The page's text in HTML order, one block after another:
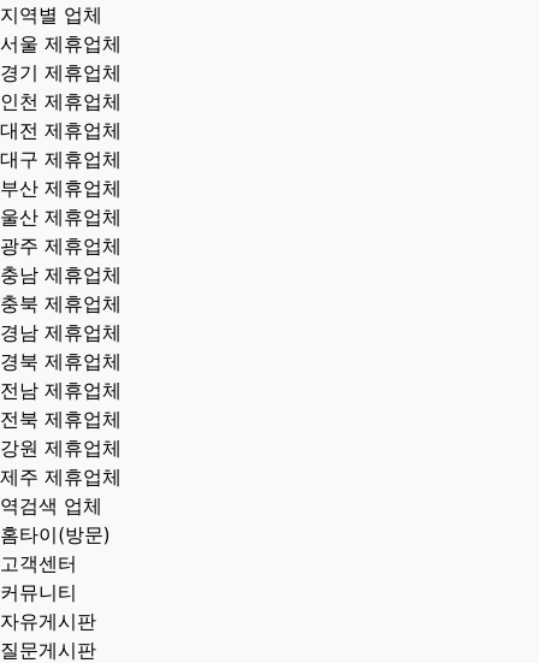
지역별 업체
서울 제휴업체
경기 제휴업체
인천 제휴업체
대전 제휴업체
대구 제휴업체
부산 제휴업체
울산 제휴업체
광주 제휴업체
충남 제휴업체
충북 제휴업체
경남 제휴업체
경북 제휴업체
전남 제휴업체
전북 제휴업체
강원 제휴업체
제주 제휴업체
역검색 업체
홈타이(방문)
고객센터
커뮤니티
자유게시판
질문게시판